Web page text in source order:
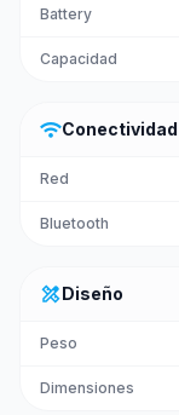
Battery
Capacidad
wifiConectividad
Red
Bluetooth
design_servicesDiseño
Peso
Dimensiones